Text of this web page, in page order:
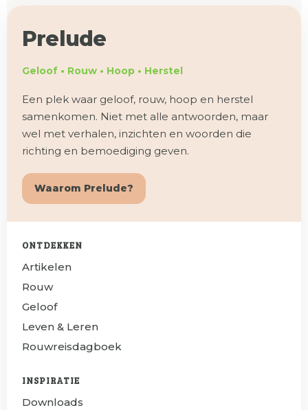
Prelude
Geloof • Rouw • Hoop • Herstel
Een plek waar geloof, rouw, hoop en herstel
samenkomen. Niet met alle antwoorden, maar
wel met verhalen, inzichten en woorden die
richting en bemoediging geven.
Waarom Prelude?
ONTDEKKEN
Artikelen
Rouw
Geloof
Leven & Leren
Rouwreisdagboek
INSPIRATIE
Downloads